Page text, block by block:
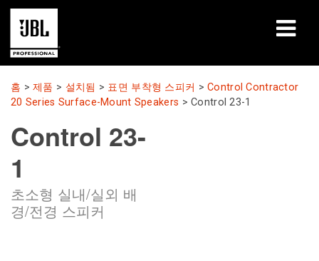
제품
학습 세션
소개
홈 >제품 > 설치됨 > 표면 부착형 스피커 >Control Contractor
20 Series Surface-Mount Speakers >Control 23-1
Control 23-
1
초소형 실내/실외 배
경/전경 스피커